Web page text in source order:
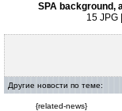
SPA background,
15 JPG
Другие новости по теме:
{related-news}